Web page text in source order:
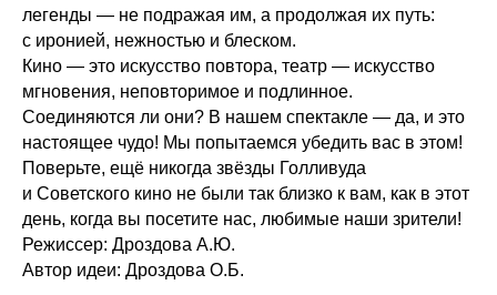
легенды — не подражая им, а продолжая их путь:
с иронией, нежностью и блеском.
Кино — это искусство повтора, театр — искусство
мгновения, неповторимое и подлинное.
Соединяются ли они? В нашем спектакле — да, и это
настоящее чудо! Мы попытаемся убедить вас в этом!
Поверьте, ещё никогда звёзды Голливуда
и Советского кино не были так близко к вам, как в этот
день, когда вы посетите нас, любимые наши зрители!
Режиссер: Дроздова А.Ю.
Автор идеи: Дроздова О.Б.